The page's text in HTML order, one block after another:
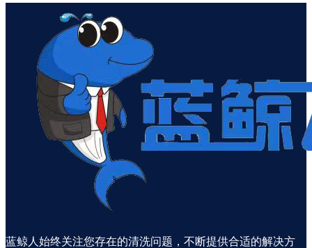
蓝鲸人始终关注您存在的清洗问题，不断提供合适的解决方